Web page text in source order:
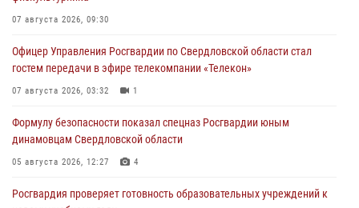
07 августа 2026, 09:30
Офицер Управления Росгвардии по Свердловской области стал
гостем передачи в эфире телекомпании «Телекон»
07 августа 2026, 03:32 1
Формулу безопасности показал спецназ Росгвардии юным
динамовцам Свердловской области
05 августа 2026, 12:27 4
Росгвардия проверяет готовность образовательных учреждений к